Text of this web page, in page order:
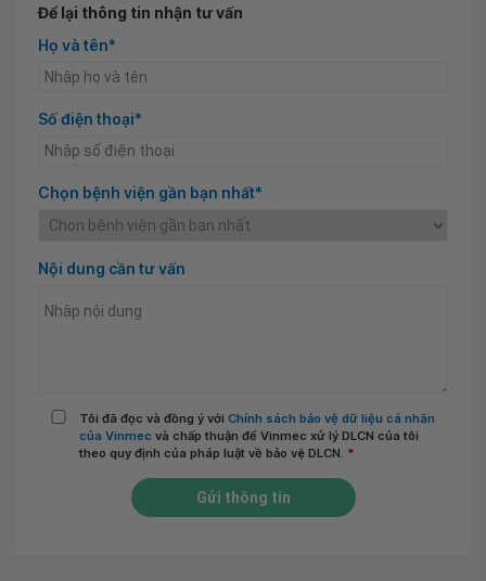
Để lại thông tin nhận tư vấn
Họ và tên*
Số điện thoại*
Chọn bệnh viện gần bạn nhất*
Nội dung cần tư vấn
Tôi đã đọc và đồng ý với Chính sách bảo vệ dữ liệu cá nhân
của Vinmec và chấp thuận để Vinmec xử lý DLCN của tôi
theo quy định của pháp luật về bảo vệ DLCN. *
Gửi thông tin